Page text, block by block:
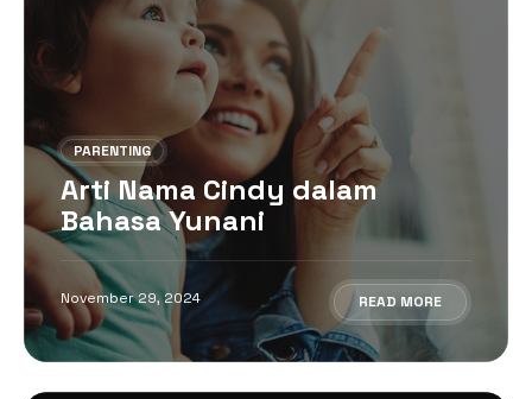
PARENTING
Arti Nama Cindy dalam
Bahasa Yunani
November 29, 2024 READ MORE